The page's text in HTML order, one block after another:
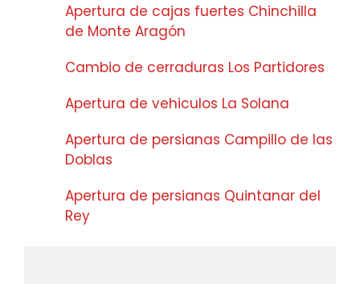
Apertura de cajas fuertes Chinchilla
de Monte Aragón
Cambio de cerraduras Los Partidores
Apertura de vehiculos La Solana
Apertura de persianas Campillo de las
Doblas
Apertura de persianas Quintanar del
Rey